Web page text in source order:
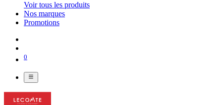
Voir tous les produits
Nos marques
Promotions
0